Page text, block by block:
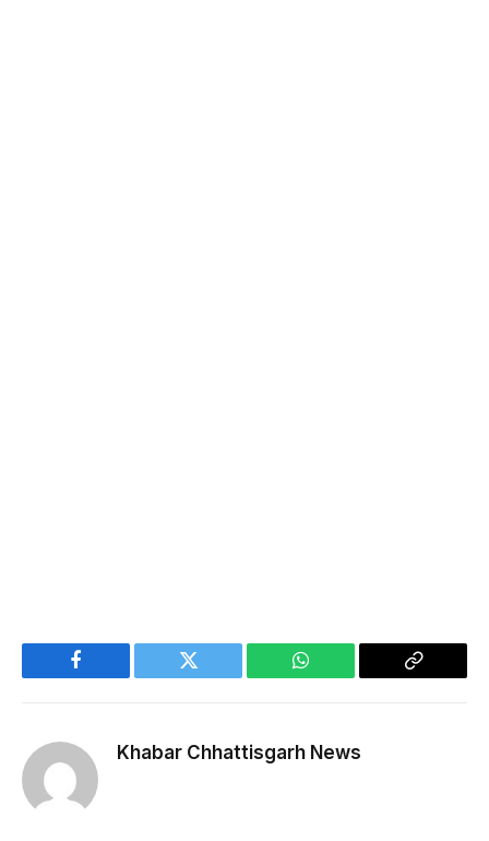
Facebook Twitter WhatsApp
Copy
Khabar Chhattisgarh News